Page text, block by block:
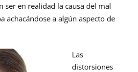
ser en realidad la causa del mal
achacándose a algún aspecto de
Las
distorsiones